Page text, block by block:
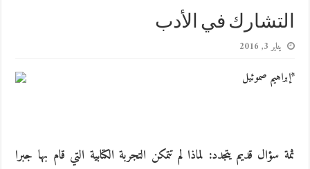
التشارك في الأدب
يناير 3, 2016
*إبراهيم صموئيل
ثمة سؤال قديم يتجدد: لماذا لم تتمكن التجربة الكتابية التي قام بها جبرا